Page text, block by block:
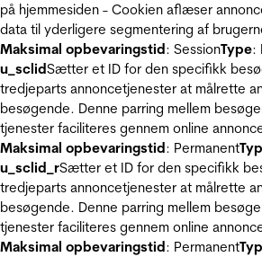
på hjemmesiden - Cookien aflæser
data til yderligere segmentering af
Maksimal opbevaringstid: SessionType:
u_sclidSætter et ID for den specifikk
tredjeparts annoncetjenester at målrette
besøgende. Denne parring mellem
tjenester faciliteres gennem online
Maksimal opbevaringstid: Permanent
u_sclid_rSætter et ID for den specifikk
tredjeparts annoncetjenester at målrette
besøgende. Denne parring mellem
tjenester faciliteres gennem online
Maksimal opbevaringstid: Permanent